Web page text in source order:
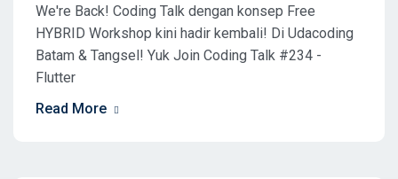
We're Back! Coding Talk dengan konsep Free
HYBRID Workshop kini hadir kembali! Di Udacoding
Batam & Tangsel! Yuk Join Coding Talk #234 -
Flutter
Read More